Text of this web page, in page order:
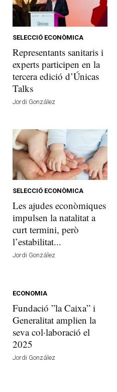
SELECCIÓ ECONÒMICA
Representants sanitaris i
experts participen en la
tercera edició d’Únicas
Talks
Jordi González
SELECCIÓ ECONÒMICA
Les ajudes econòmiques
impulsen la natalitat a
curt termini, però
l’estabilitat...
Jordi González
ECONOMIA
Fundació ”la Caixa” i
Generalitat amplien la
seva col·laboració el
2025
Jordi González